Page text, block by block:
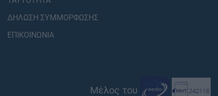
ΔΗΛΩΣΗ ΣΥΜΜΟΡΦΩΣΗΣ
ΕΠΙΚΟΙΝΩΝΙΑ
Μέλος του